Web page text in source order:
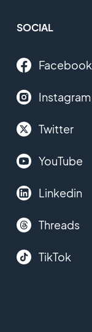
SOCIAL
Facebook
Instagram
Twitter
YouTube
Linkedin
Threads
TikTok